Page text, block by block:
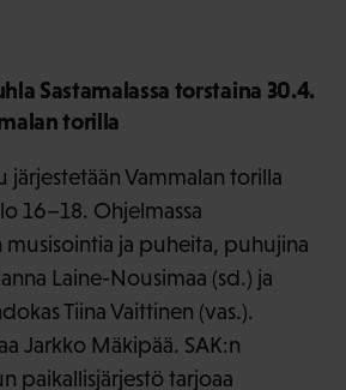
Sastamalassa torstaina 30.4.
torilla
järjestetään Vammalan torilla
16–18. Ohjelmassa
ja puheita, puhujina
Laine-Nousimaa (sd.) ja
Tiina Vaittinen (vas.).
Jarkko Mäkipää. SAK:n
paikallisjärjestö tarjoaa